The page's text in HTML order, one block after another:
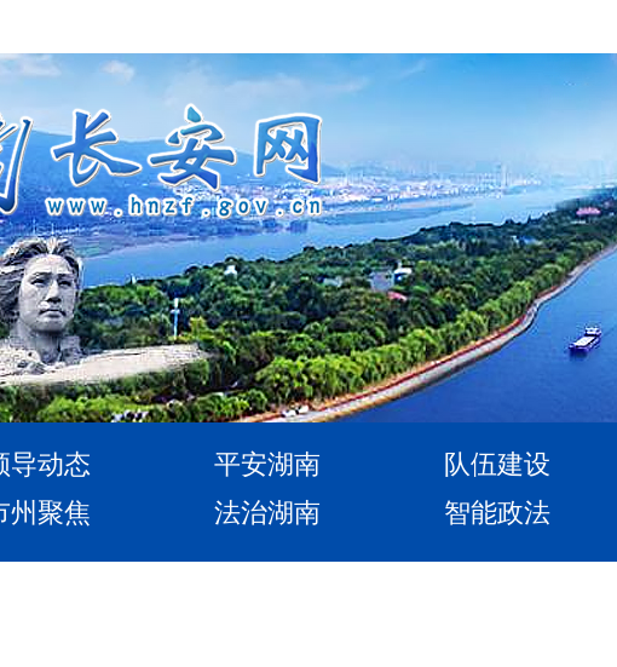
导动态 平安湖南
队伍建设
州聚焦 法治湖南 智能政法